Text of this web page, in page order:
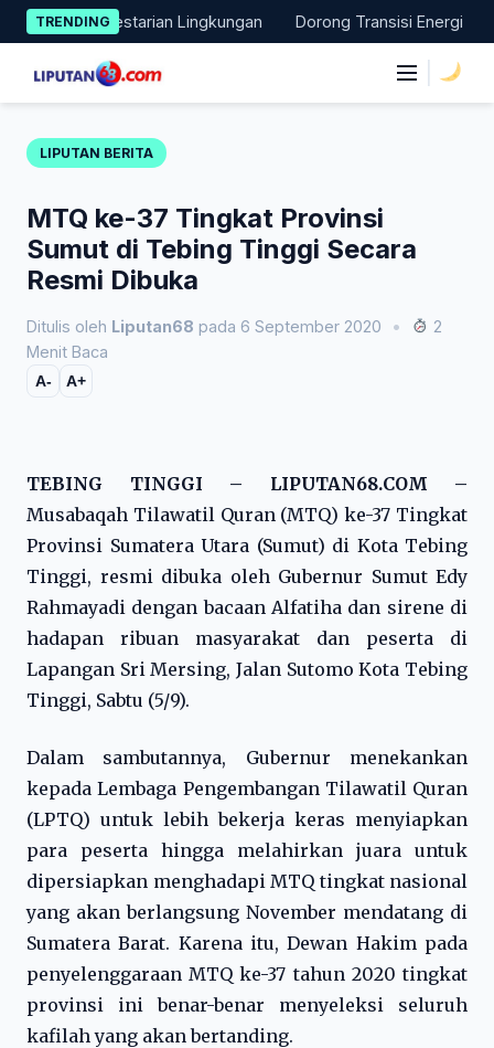
Skip
to
content
TRENDING
Pelestarian Lingkungan Dorong Transisi Energi di NTT, PLN
LIPUTAN BERITA
MTQ ke-37 Tingkat Provinsi
Sumut di Tebing Tinggi Secara
Resmi Dibuka
Ditulis oleh Liputan68 pada 6 September 2020 •
2
Menit Baca
A- A+
TEBING TINGGI – LIPUTAN68.COM –
Musabaqah Tilawatil Quran (MTQ) ke-37 Tingkat
Provinsi Sumatera Utara (Sumut) di Kota Tebing
Tinggi, resmi dibuka oleh Gubernur Sumut Edy
Rahmayadi dengan bacaan Alfatiha dan sirene di
hadapan ribuan masyarakat dan peserta di
Lapangan Sri Mersing, Jalan Sutomo Kota Tebing
Tinggi, Sabtu (5/9).
Dalam sambutannya, Gubernur menekankan
kepada Lembaga Pengembangan Tilawatil Quran
(LPTQ) untuk lebih bekerja keras menyiapkan
para peserta hingga melahirkan juara untuk
dipersiapkan menghadapi MTQ tingkat nasional
yang akan berlangsung November mendatang di
Sumatera Barat. Karena itu, Dewan Hakim pada
penyelenggaraan MTQ ke-37 tahun 2020 tingkat
provinsi ini benar-benar menyeleksi seluruh
kafilah yang akan bertanding.